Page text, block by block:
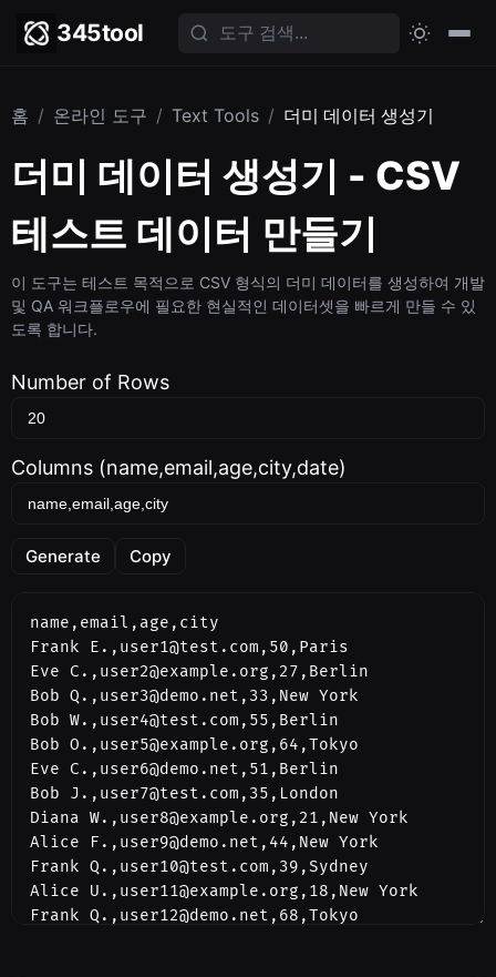
345tool
홈 / 온라인 도구 / Text Tools / 더미 데이터 생성기
더미 데이터 생성기 - CSV
테스트 데이터 만들기
이 도구는 테스트 목적으로 CSV 형식의 더미 데이터를 생성하여 개발
및 QA 워크플로우에 필요한 현실적인 데이터셋을 빠르게 만들 수 있
도록 합니다.
Number of Rows
Columns (name,email,age,city,date)
Generate Copy